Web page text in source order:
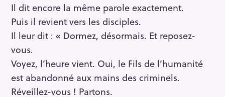
Il dit encore la même parole exactement.
Puis il revient vers les disciples.
Il leur dit : « Dormez, désormais. Et reposez-
vous.
Voyez, l’heure vient. Oui, le Fils de l’humanité
est abandonné aux mains des criminels.
Réveillez-vous ! Partons.